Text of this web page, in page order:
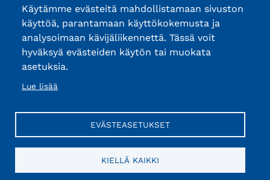
Käytämme evästeitä mahdollistamaan sivuston
käyttöä, parantamaan käyttökokemusta ja
analysoimaan kävijäliikennettä. Tässä voit
hyväksyä evästeiden käytön tai muokata
asetuksia.
Lue lisää
EVÄSTEASETUKSET
KIELLÄ KAIKKI